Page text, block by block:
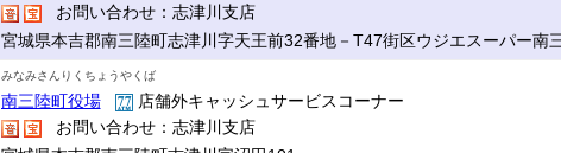
お問い合わせ：志津川支店
宮城県本吉郡南三陸町志津川字天王前32番地－T47街区ウジエスーパー南
みなみさんりくちょうやくば
南三陸町役場
店舗外キャッシュサービスコーナー
お問い合わせ：志津川支店